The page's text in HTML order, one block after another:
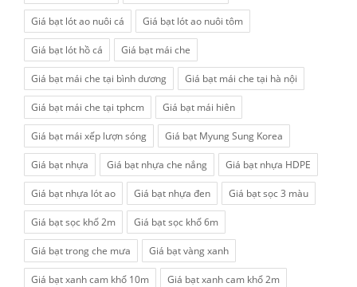
Giá bạt lót ao nuôi cá Giá bạt lót ao nuôi tôm
Giá bạt lót hồ cá Giá bạt mái che
Giá bạt mái che tại bình dương Giá bạt mái che tại hà nội
Giá bạt mái che tại tphcm Giá bạt mái hiên
Giá bạt mái xếp lượn sóng Giá bạt Myung Sung Korea
Giá bạt nhựa Giá bạt nhựa che nắng Giá bạt nhựa HDPE
Giá bạt nhựa lót ao Giá bạt nhựa đen Giá bạt sọc 3 màu
Giá bạt sọc khổ 2m Giá bạt sọc khổ 6m
Giá bạt trong che mưa Giá bạt vàng xanh
Giá bạt xanh cam khổ 10m Giá bạt xanh cam khổ 2m